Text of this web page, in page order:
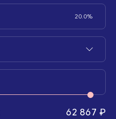
20.0%
62 867 ₽